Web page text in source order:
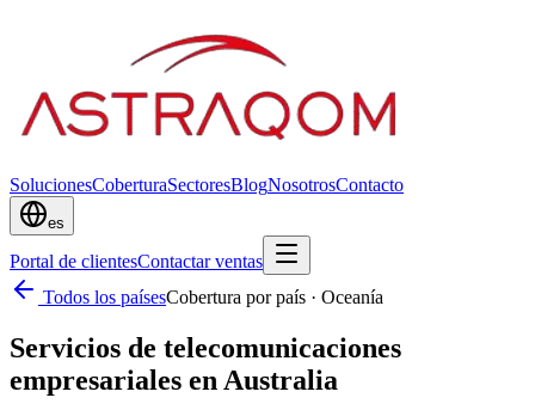
SolucionesCoberturaSectoresBlogNosotrosContacto
es
Portal de clientesContactar ventas
Todos los paísesCobertura por país · Oceanía
Servicios de telecomunicaciones
empresariales en Australia